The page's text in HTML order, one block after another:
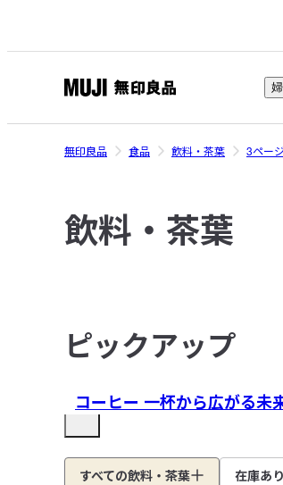
印
良
ッ
ト
無印良品 食品 飲料・茶葉 3ペー
飲料・茶葉
ピックアップ
コーヒー 一杯から広がる未
すべての飲料・茶葉 在庫あ